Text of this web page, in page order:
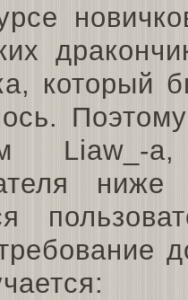
который